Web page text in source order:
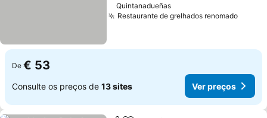
Quintanadueñas
Restaurante de grelhados renomadoVer
De € 53
Consulte os preços de 13 sites Ver preços